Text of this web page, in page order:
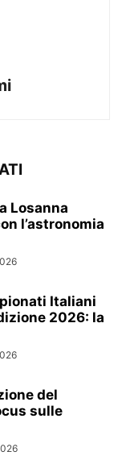
Losanna
l’astronomia
Italiani
2026: la
del
sulle